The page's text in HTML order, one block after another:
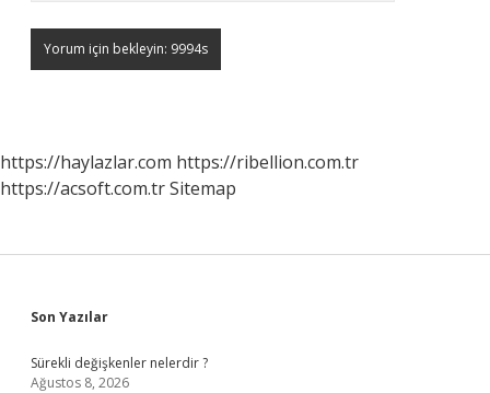
https://haylazlar.com https://ribellion.com.tr
https://acsoft.com.trSitemap
Sidebar
Son Yazılar
Sürekli değişkenler nelerdir ?
Ağustos 8, 2026